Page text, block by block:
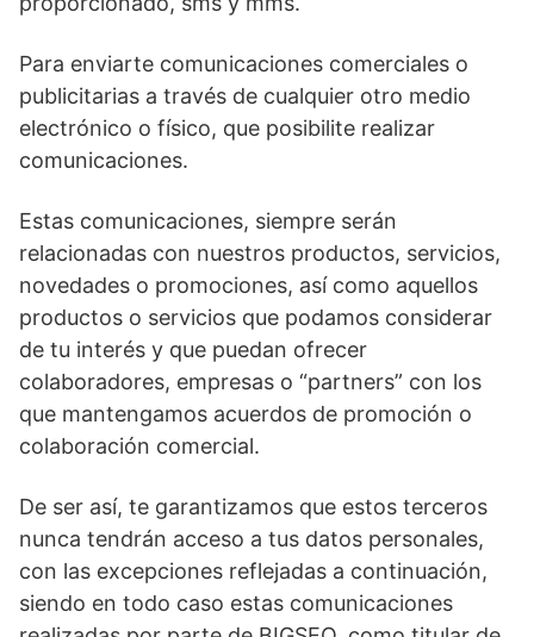
Para enviarte comunicaciones comerciales o
publicitarias a través de cualquier otro medio
electrónico o físico, que posibilite realizar
comunicaciones.
Estas comunicaciones, siempre serán
relacionadas con nuestros productos, servicios,
novedades o promociones, así como aquellos
productos o servicios que podamos considerar
de tu interés y que puedan ofrecer
colaboradores, empresas o “partners” con los
que mantengamos acuerdos de promoción o
colaboración comercial.
De ser así, te garantizamos que estos terceros
nunca tendrán acceso a tus datos personales,
con las excepciones reflejadas a continuación,
siendo en todo caso estas comunicaciones